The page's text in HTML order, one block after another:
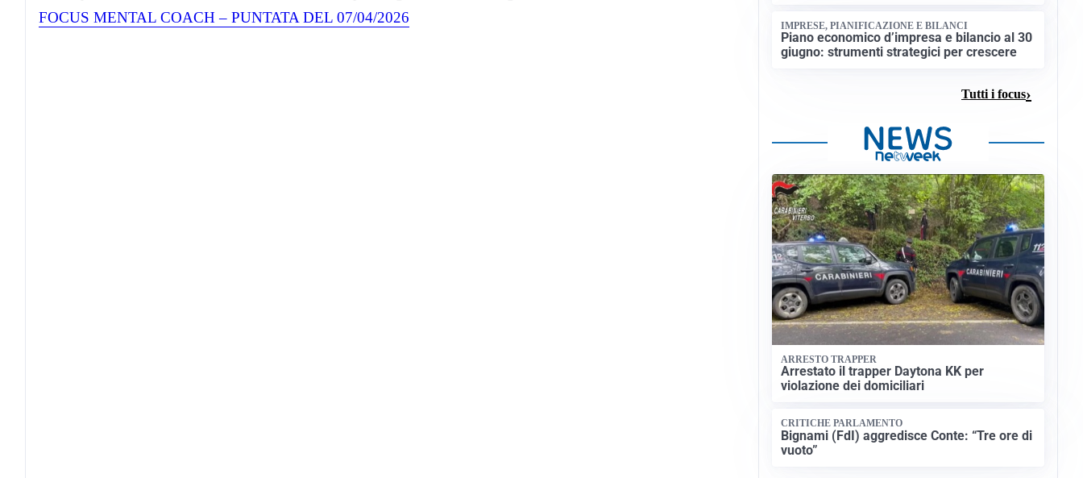
FOCUS MENTAL COACH – PUNTATA DEL 07/04/2026 IMPRESE, PIANIFICAZIONE E BILANCI
Piano economico d’impresa e bilancio al 30
giugno: strumenti strategici per crescere
Tutti i focus
ARRESTO TRAPPER
Arrestato il trapper Daytona KK per
violazione dei domiciliari
CRITICHE PARLAMENTO
Bignami (FdI) aggredisce Conte: “Tre ore di
vuoto”